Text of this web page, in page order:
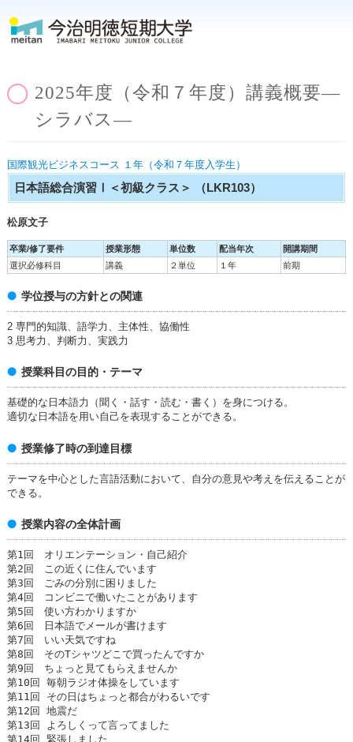
2025年度（令和７年度）講義概要―
シラバス―
国際観光ビジネスコース １年（令和７年度入学生）
日本語総合演習Ⅰ＜初級クラス＞ （LKR103）
松原文子
卒業/修了要件 授業形態 単位数 配当年次
開講期間
選択必修科目
講義 ２単位 １年 前期
学位授与の方針との関連
2 専門的知識、語学力、主体性、協働性
3 思考力、判断力、実践力
授業科目の目的・テーマ
基礎的な日本語力（聞く・話す・読む・書く）を身につける。
適切な日本語を用い自己を表現することができる。
授業修了時の到達目標
テーマを中心とした言語活動において、自分の意見や考えを伝えることが
できる。
授業内容の全体計画
第1回 オリエンテーション・自己紹介
第2回 この近くに住んでいます
第3回 ごみの分別に困りました
第4回 コンビニで働いたことがあります
第5回 使い方わかりますか
第6回 日本語でメールが書けます
第7回 いい天気ですね
第8回 そのTシャツどこで買ったんですか
第9回 ちょっと見てもらえませんか
第10回 毎朝ラジオ体操をしています
第11回 その日はちょっと都合がわるいです
第12回 地震だ
第13回 よろしくって言ってました
第14回 緊張しました